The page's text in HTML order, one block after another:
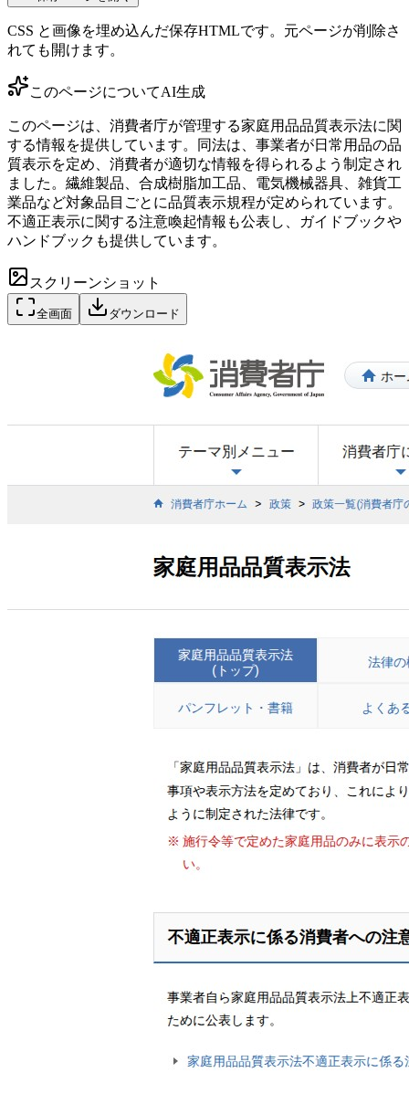
CSS と画像を埋め込んだ保存HTMLです。元ページが削除さ
れても開けます。
このページについてAI生成
このページは、消費者庁が管理する家庭用品品質表示法に関
する情報を提供しています。同法は、事業者が日常用品の品
質表示を定め、消費者が適切な情報を得られるよう制定され
ました。繊維製品、合成樹脂加工品、電気機械器具、雑貨工
業品など対象品目ごとに品質表示規程が定められています。
不適正表示に関する注意喚起情報も公表し、ガイドブックや
ハンドブックも提供しています。
スクリーンショット
全画面 ダウンロード